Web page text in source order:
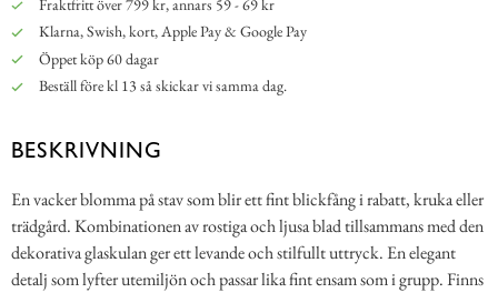
Fraktfritt över 799 kr, annars 59 - 69 kr
Klarna, Swish, kort, Apple Pay & Google Pay
Öppet köp 60 dagar
Beställ före kl 13 så skickar vi samma dag.
BESKRIVNING
En vacker blomma på stav som blir ett fint blickfång i rabatt, kruka eller
trädgård. Kombinationen av rostiga och ljusa blad tillsammans med den
dekorativa glaskulan ger ett levande och stilfullt uttryck. En elegant
detalj som lyfter utemiljön och passar lika fint ensam som i grupp. Finns